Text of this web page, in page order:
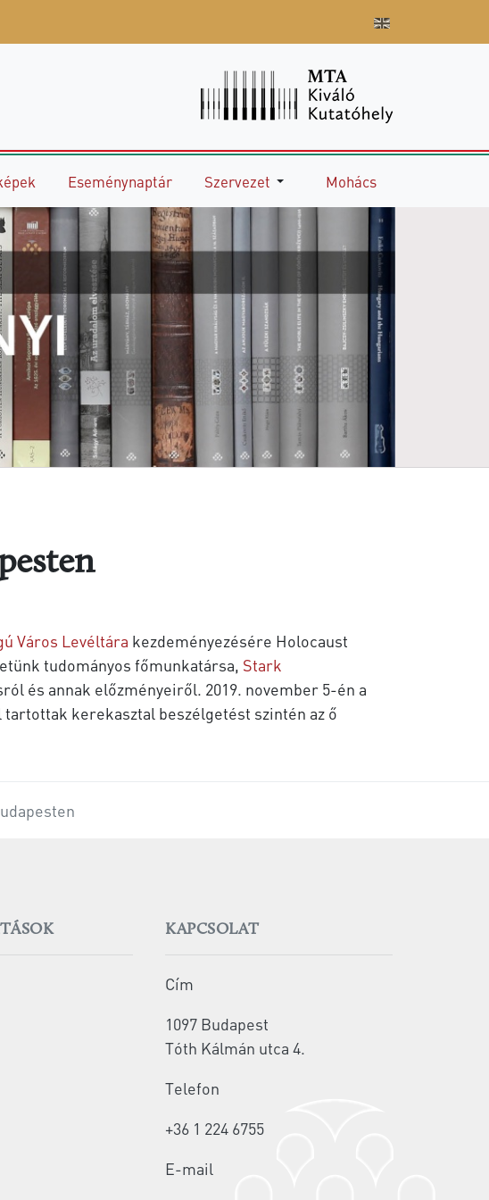
Eseménynaptár Szervezet Mohács
Város Levéltára kezdeményezésére Holocaust
tudományos főmunkatársa, Stark
és annak előzményeiről. 2019. november 5-én a
kerekasztal beszélgetést szintén az ő
KAPCSOLAT
Cím
1097 Budapest
Tóth Kálmán utca 4.
Telefon
+36 1 224 6755
E-mail